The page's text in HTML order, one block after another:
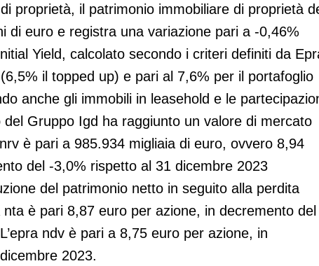
proprietà, il patrimonio immobiliare di proprietà
di euro e registra una variazione pari a -0,46%
Yield, calcolato secondo i criteri definiti da
il topped up) e pari al 7,6% per il portafoglio
anche gli immobili in leasehold e le
del Gruppo Igd ha raggiunto un valore di mercato
è pari a 985.934 migliaia di euro, ovvero 8,94
del -3,0% rispetto al 31 dicembre 2023
del patrimonio netto in seguito alla perdita
è pari 8,87 euro per azione, in decremento del
ndv è pari a 8,75 euro per azione, in
2023.